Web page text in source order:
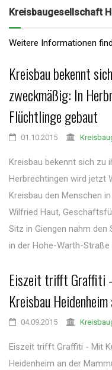
Kreisbaugesellschaft
Weitere Informationen
Kreisbau bekennt
zweckmäßig: In
Flüchtlinge gebaut
01.10.2015
Kreisbau bekennt sich zu
Herbrechtingen wird jetzt
Kreisbau den Menschen
Wilfried Haut,
Sitz in Giengen nahm
in der Hohe-Warth-
Eiszeit trifft Graffiti
Kreisbau
04.09.2015
Eiszeit trifft Graffiti - Mit
Heidenheim an der